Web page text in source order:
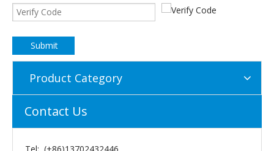
Submit
Product Category
Contact Us